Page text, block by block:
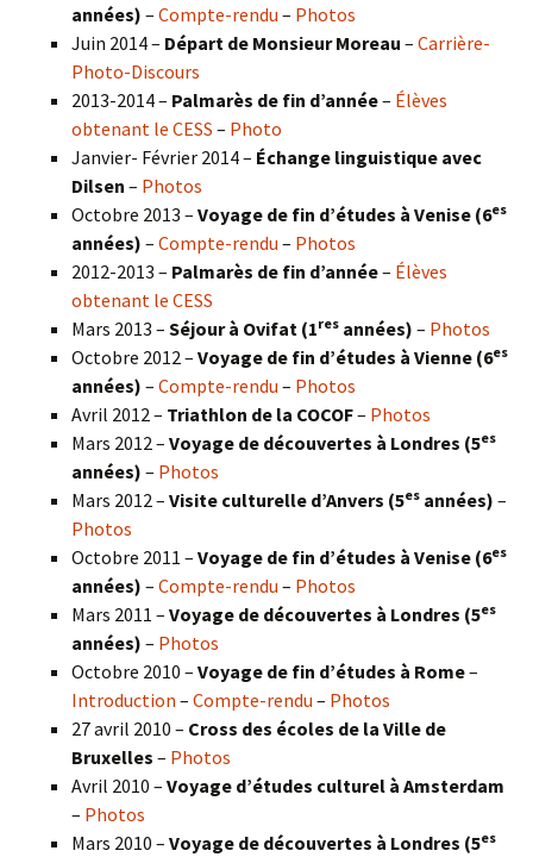
années) – Compte-rendu – Photos
Juin 2014 – Départ de Monsieur Moreau – Carrière-
Photo-Discours
2013-2014 – Palmarès de fin d’année– Élèves
obtenant le CESS – Photo
Janvier- Février 2014 – Échange linguistique avec
Dilsen – Photos
Octobre 2013 – Voyage de fin d’études à Venise (6es
années) – Compte-rendu – Photos
2012-2013 – Palmarès de fin d’année– Élèves
obtenant le CESS
Mars 2013 – Séjour à Ovifat (1res années) – Photos
Octobre 2012 – Voyage de fin d’études à Vienne (6es
années) – Compte-rendu – Photos
Avril 2012 – Triathlon de la COCOF– Photos
Mars 2012 – Voyage de découvertes à Londres (5es
années) – Photos
Mars 2012 – Visite culturelle d’Anvers (5es années) –
Photos
Octobre 2011 – Voyage de fin d’études à Venise (6es
années) – Compte-rendu – Photos
Mars 2011 – Voyage de découvertes à Londres (5es
années) – Photos
Octobre 2010 – Voyage de fin d’études à Rome–
Introduction – Compte-rendu – Photos
27 avril 2010 – Cross des écoles de la Ville de
Bruxelles – Photos
Avril 2010 – Voyage d’études culturel à Amsterdam
– Photos
Mars 2010 – Voyage de découvertes à Londres (5es